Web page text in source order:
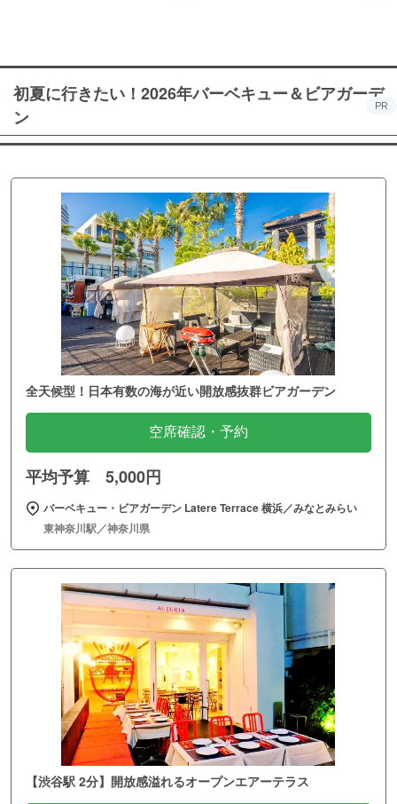
初夏に行きたい！2026年バーベキュー＆ビアガーデ
ン
PR
全天候型！日本有数の海が近い開放感抜群ビアガーデン
空席確認・予約
平均予算 5,000円
バーベキュー・ビアガーデン Latere Terrace 横浜／みなとみらい
東神奈川駅／神奈川県
【渋谷駅 2分】開放感溢れるオープンエアーテラス